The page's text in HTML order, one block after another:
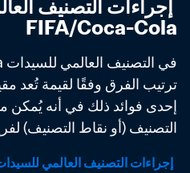
FIFA/Coca-Cola
التصنيف (أو نقاط التصنيف)